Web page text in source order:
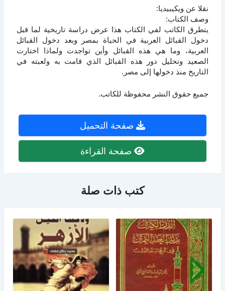
نقلا عن ويكيبيديا:
وصف الكتاب:
يتطرق الكاتب لفي الكتاب هذا عرض دراسة تاريخية لما قبل
دخول القبائل العربية في الحياة بمصر وبعد دخول القبائل
العربية، وما هي هذه القبائل وأين تواجدت ولماذا اختارت
الصعيد وتحليل دور هذه القبائل الذي قامت به ولعبته في
التاريخ منذ دخولها إلى مصر.
جميع حقوق النشر محفوظة للكاتب.
صفحة التحميل
صفحة القراءة
كتب ذات صلة